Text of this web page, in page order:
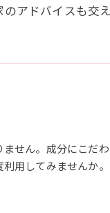
アドバイスも交
せん。成分にこだ
用してみませんか。